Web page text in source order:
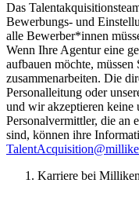
Das
Bewerbungs- und
alle Bewerber*innen
Wenn Ihre Agentur eine
aufbauen möchte,
zusammenarbeiten. Die
Personalleitung oder
und wir akzeptieren keine
Personalvermittler, die an
sind, können ihre
Karriere bei Milliken